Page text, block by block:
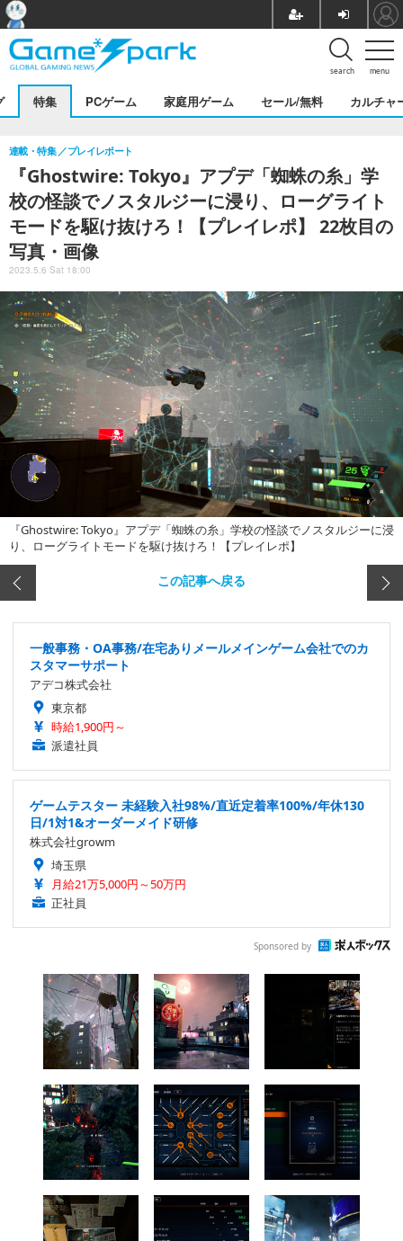
menu
search
特集 PCゲーム 家庭用ゲーム セール/無料 カルチャ
『Ghostwire: Tokyo』アプデ「蜘蛛の糸」学
校の怪談でノスタルジーに浸り、ローグライト
モードを駆け抜けろ！【プレイレポ】 22枚目の
写真・画像
連載・特集 プレイレポート
2023.5.6 Sat 18:00
『Ghostwire: Tokyo』アプデ「蜘蛛の糸」学校の怪談でノスタルジーに浸
り、ローグライトモードを駆け抜けろ！【プレイレポ】
この記事へ戻る
一般事務・OA事務/在宅ありメールメインゲーム会社でのカ
スタマーサポート
アデコ株式会社
東京都
時給1,900円～
派遣社員
ゲームテスター 未経験入社98%/直近定着率100%/年休130
日/1対1&オーダーメイド研修
株式会社growm
埼玉県
月給21万5,000円～50万円
正社員
Sponsored by